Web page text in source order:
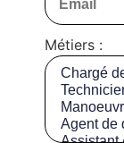
Métiers :